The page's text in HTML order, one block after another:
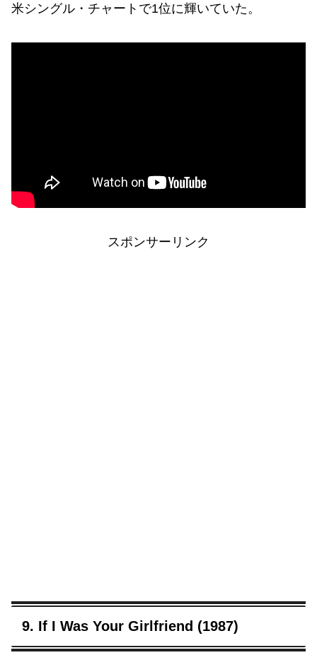
米シングル・チャートで1位に輝いていた。
スポンサーリンク
9. If I Was Your Girlfriend (1987)